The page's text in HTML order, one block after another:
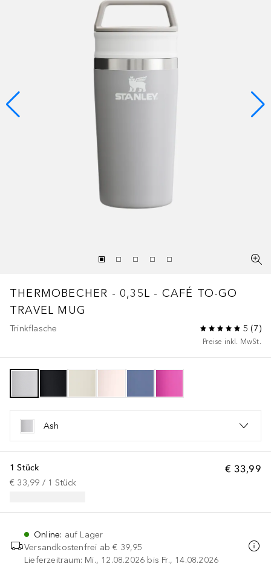
THERMOBECHER - 0,35L - CAFÉ TO-GO
TRAVEL MUG
Trinkflasche 5 (7)
Preise inkl. MwSt.
Ash
€ 33,99
1 Stück
€ 33,99 / 1 Stück
Online: auf Lager
Versandkostenfrei ab € 39,95
Lieferzeitraum: Mi., 12.08.2026 bis Fr., 14.08.2026